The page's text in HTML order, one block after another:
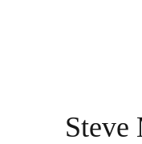
Steve